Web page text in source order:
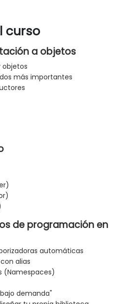
curso
a objetos
objetos
más importantes
de programación en
automáticas
alias
(Namespaces)
demanda"